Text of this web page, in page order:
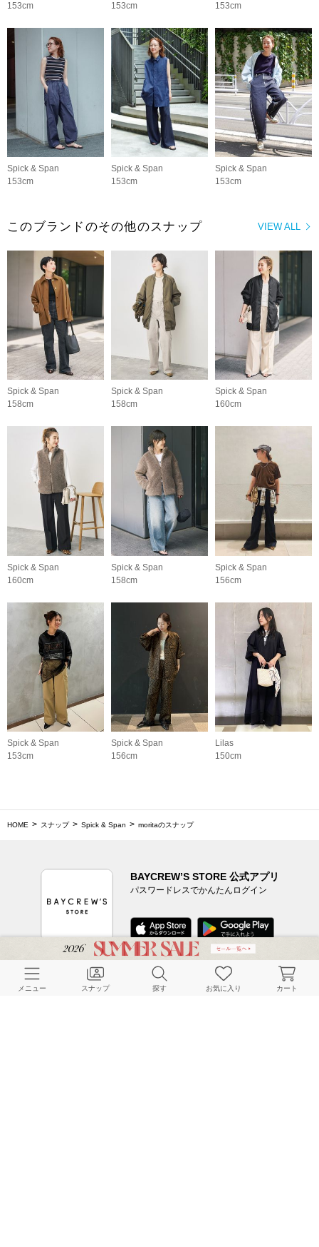
153cm
153cm
153cm
Spick & Span
153cm
Spick & Span
153cm
Spick & Span
153cm
VIEW ALL
このブランドのその他のスナップ
Spick & Span
158cm
Spick & Span
158cm
Spick & Span
160cm
Spick & Span
160cm
Spick & Span
158cm
Spick & Span
156cm
Spick & Span
153cm
Spick & Span
156cm
Lilas
150cm
HOME スナップ Spick & Span moritaのスナップ
BAYCREW’S STORE 公式アプリ
パスワードレスでかんたんログイン
CUSTOMER SERVICE
メニュー スナップ 探す お気に入り カート